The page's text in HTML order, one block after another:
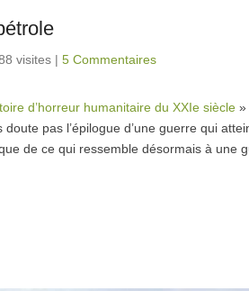
visites | 5 Commentaires
d’horreur humanitaire du XXIe siècle »
pas l’épilogue d’une guerre qui
de ce qui ressemble désormais à une